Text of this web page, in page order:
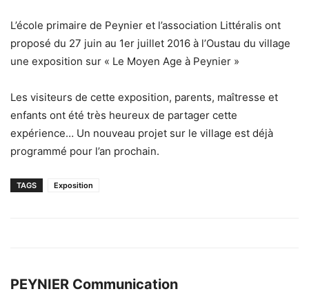
L’école primaire de Peynier et l’association Littéralis ont
proposé du 27 juin au 1er juillet 2016 à l’Oustau du village
une exposition sur « Le Moyen Age à Peynier »
Les visiteurs de cette exposition, parents, maîtresse et
enfants ont été très heureux de partager cette
expérience… Un nouveau projet sur le village est déjà
programmé pour l’an prochain.
TAGS Exposition
PEYNIER Communication